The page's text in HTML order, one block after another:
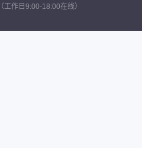
（工作日9:00-18:00在线）